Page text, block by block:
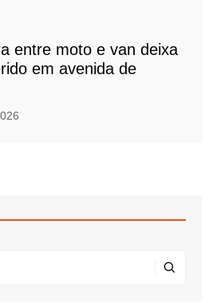
entre moto e van deixa
em avenida de